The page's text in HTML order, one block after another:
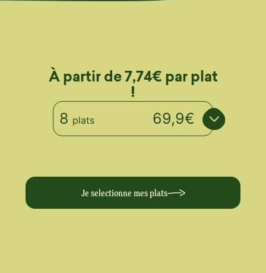
À partir de 7,74€ par plat
!
8 plats 69,9€
Je selectionne mes plats